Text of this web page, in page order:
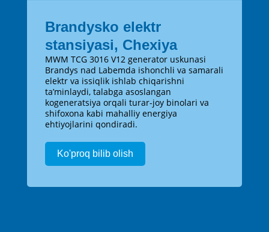
Brandysko elektr
stansiyasi, Chexiya
MWM TCG 3016 V12 generator uskunasi
Brandys nad Labemda ishonchli va samarali
elektr va issiqlik ishlab chiqarishni
ta’minlaydi, talabga asoslangan
kogeneratsiya orqali turar-joy binolari va
shifoxona kabi mahalliy energiya
ehtiyojlarini qondiradi.
Ko'proq bilib olish